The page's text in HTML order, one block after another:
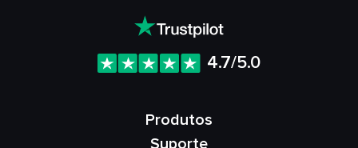
4.7/5.0
Produtos
Suporte